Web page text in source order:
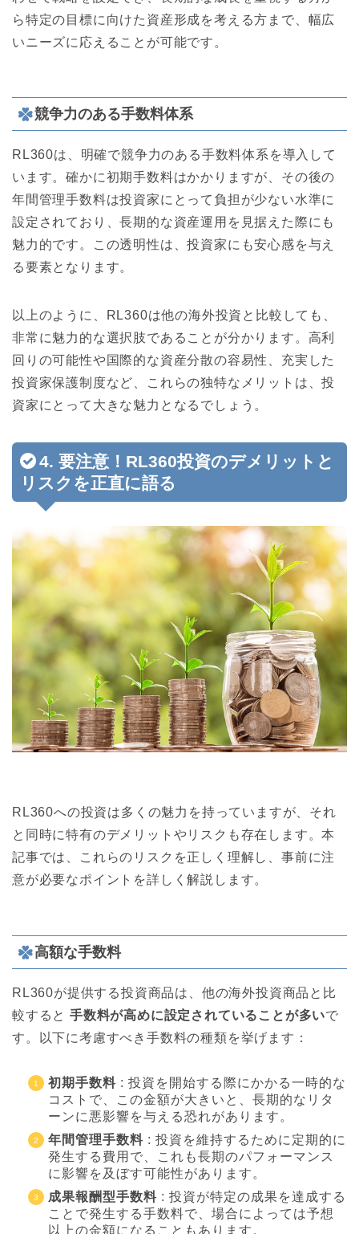
ら特定の目標に向けた資産形成を考える方まで、幅広
いニーズに応えることが可能です。
競争力のある手数料体系
RL360は、明確で競争力のある手数料体系を導入して
います。確かに初期手数料はかかりますが、その後の
年間管理手数料は投資家にとって負担が少ない水準に
設定されており、長期的な資産運用を見据えた際にも
魅力的です。この透明性は、投資家にも安心感を与え
る要素となります。
以上のように、RL360は他の海外投資と比較しても、
非常に魅力的な選択肢であることが分かります。高利
回りの可能性や国際的な資産分散の容易性、充実した
投資家保護制度など、これらの独特なメリットは、投
資家にとって大きな魅力となるでしょう。
4. 要注意！RL360投資のデメリットと
リスクを正直に語る
RL360への投資は多くの魅力を持っていますが、それ
と同時に特有のデメリットやリスクも存在します。本
記事では、これらのリスクを正しく理解し、事前に注
意が必要なポイントを詳しく解説します。
高額な手数料
RL360が提供する投資商品は、他の海外投資商品と比
較すると 手数料が高めに設定されていることが多いで
す。以下に考慮すべき手数料の種類を挙げます：
初期手数料 : 投資を開始する際にかかる一時的な
コストで、この金額が大きいと、長期的なリタ
ーンに悪影響を与える恐れがあります。
年間管理手数料 : 投資を維持するために定期的に
発生する費用で、これも長期のパフォーマンス
に影響を及ぼす可能性があります。
成果報酬型手数料 : 投資が特定の成果を達成する
ことで発生する手数料で、場合によっては予想
以上の金額になることもあります。